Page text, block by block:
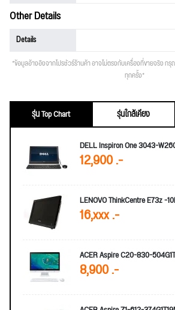
Other Details
Details
*ข้อมูลอ้างอิงจากโปรชัวร์ร้านค้า อาจไม่ตรงกับเครื่องที่ขายจริง ก
ทุกครั้ง*
รุ่น Top Chart รุ่นใกล้เคียง
DELL Inspiron One 3043-
12,900 .-
LENOVO ThinkCentre E73z -
16,xxx .-
ACER Aspire C20-830-
8,900 .-